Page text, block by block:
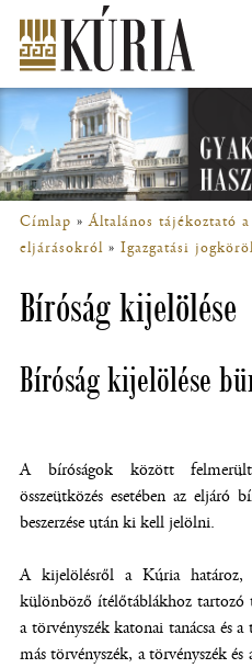
tartalomra
Főmenü
Morzsa
Címlap
Általános tájékoztató
eljárásokról
Igazgatási
Bíróság kijelölése
Bíróság kijelölése
A bíróságok között
összeütközés esetében az eljáró
beszerzése után ki kell jelölni.
A kijelölésről a Kúria határoz,
különböző ítélőtáblákhoz tartozó
a törvényszék katonai tanácsa és
más törvényszék, a törvényszék